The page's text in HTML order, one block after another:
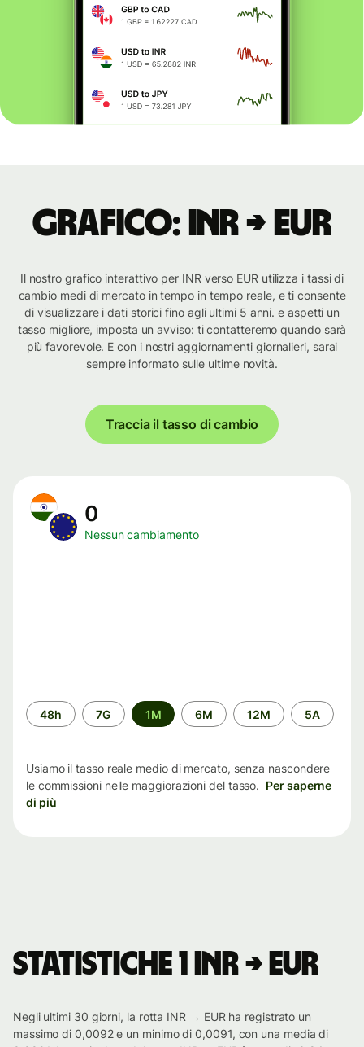
Grafico: INR → EUR
Il nostro grafico interattivo per INR verso EUR utilizza i tassi di
cambio medi di mercato in tempo in tempo reale, e ti consente
di visualizzare i dati storici fino agli ultimi 5 anni. e aspetti un
tasso migliore, imposta un avviso: ti contatteremo quando sarà
più favorevole. E con i nostri aggiornamenti giornalieri, sarai
sempre informato sulle ultime novità.
Traccia il tasso di cambio
0
Nessun cambiamento
Periodo
di
48h 7G 1M 6M 12M 5A
Usiamo il tasso reale medio di mercato, senza nascondere
le commissioni nelle maggiorazioni del tasso. Per saperne
di più
Statistiche 1 INR → EUR
Negli ultimi 30 giorni, la rotta INR → EUR ha registrato un
massimo di 0,0092 e un minimo di 0,0091, con una media di